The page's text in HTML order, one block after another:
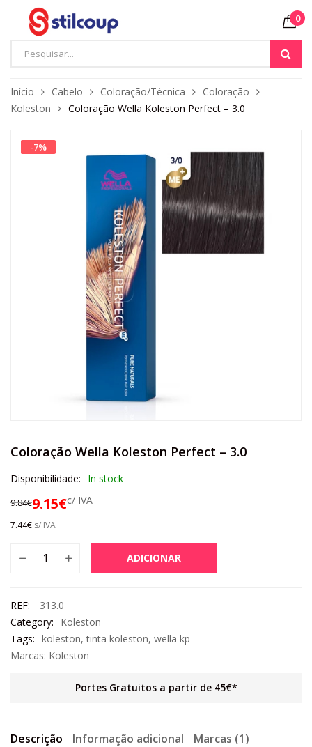
0
Início Cabelo Coloração/Técnica
Coloração
Koleston
Coloração Wella Koleston Perfect – 3.0
-7%
Coloração Wella Koleston Perfect – 3.0
Disponibilidade: In stock
9.84€9.15€c/ IVA
7.44€ s/ IVA
ADICIONAR
REF:
313.0
Category:
Koleston
Tags: koleston,tinta koleston, wella kp
Marcas: Koleston
Portes Gratuitos a partir de 45€*
Descrição Informação adicional Marcas (1)